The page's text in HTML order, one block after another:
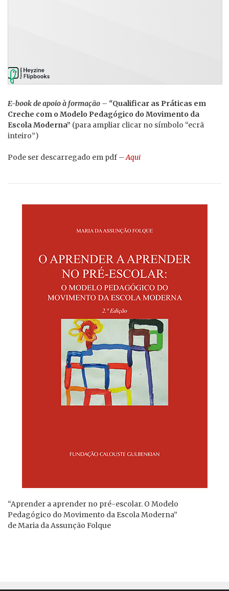
E-book de apoio à formação – “Qualificar as Práticas em
Creche com o Modelo Pedagógico do Movimento da
Escola Moderna” (para ampliar clicar no símbolo “ecrã
inteiro”)
Pode ser descarregado em pdf –Aqui
“Aprender a aprender no pré-escolar. O Modelo
Pedagógico do Movimento da Escola Moderna”
de Maria da Assunção Folque